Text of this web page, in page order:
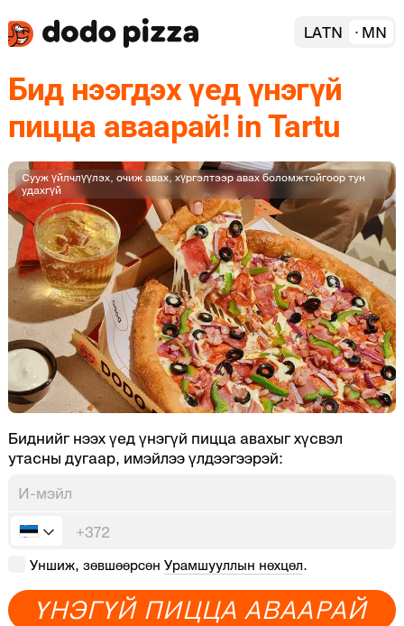
LATN MN
Бид нээгдэх үед үнэгүй
пицца аваарай! in Tartu
Сууж үйлчлүүлэх, очиж авах, хүргэлтээр авах боломжтойгоор тун
удахгүй
Биднийг нээх үед үнэгүй пицца авахыг хүсвэл
утасны дугаар, имэйлээ үлдээгээрэй:
Уншиж, зөвшөөрсөн Урамшууллын нөхцөл.
ҮНЭГҮЙ ПИЦЦА АВААРАЙ